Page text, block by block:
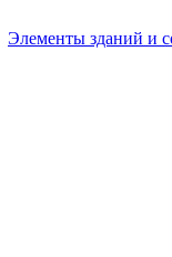
Элементы зданий и